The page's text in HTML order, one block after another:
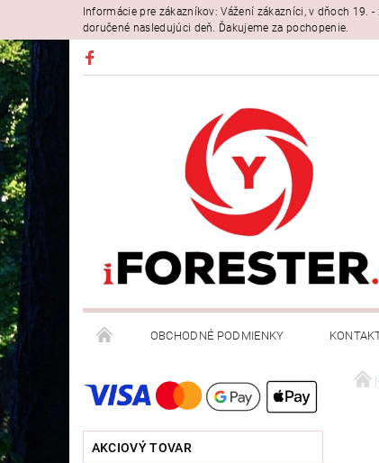
Informácie pre zákazníkov: Vážení zákazníci, v dňoch
doručené nasledujúci deň. Ďakujeme za pochopenie.
OBCHODNÉ PODMIENKY
AKCIOVÝ TOVAR